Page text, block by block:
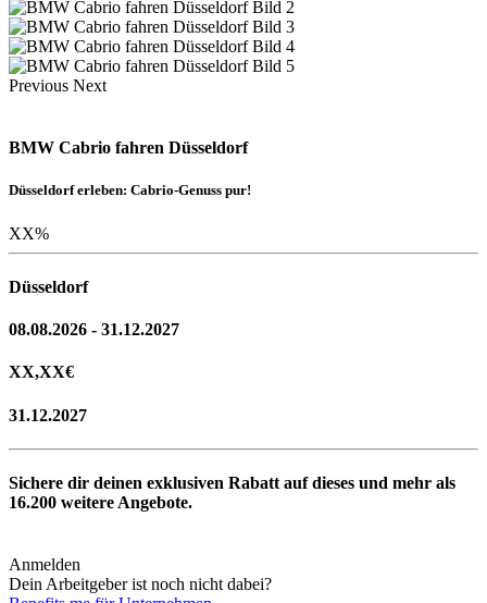
Previous Next
BMW Cabrio fahren Düsseldorf
Düsseldorf erleben: Cabrio-Genuss pur!
XX%
Düsseldorf
08.08.2026 - 31.12.2027
XX,XX€
31.12.2027
Sichere dir deinen exklusiven Rabatt auf dieses und mehr als
16.200 weitere Angebote.
Anmelden
Dein Arbeitgeber ist noch nicht dabei?